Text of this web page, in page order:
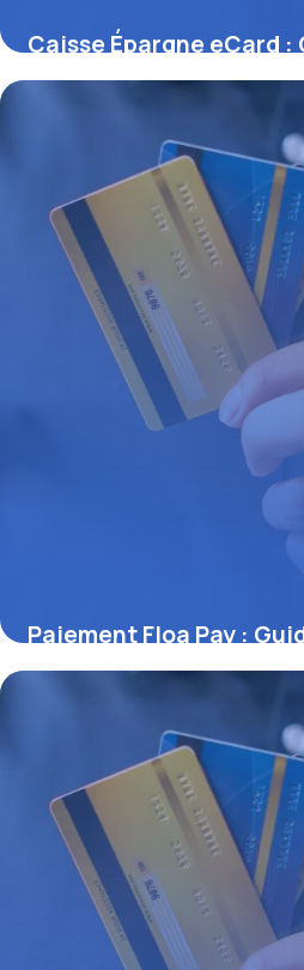
Caisse Épargne eCard
28 juin 2026
Paiement Floa Pay :
27 juin 2026